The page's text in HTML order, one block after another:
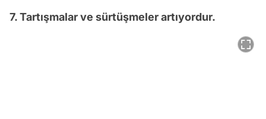
7. Tartışmalar ve sürtüşmeler artıyordur.